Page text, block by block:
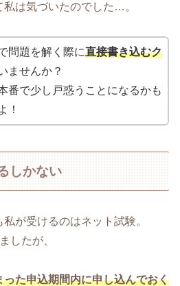
は気づいたのでした…。
問題を解く際に直接書き込むク
ませんか？
番で少し戸惑うことになるかも
！
しかない
が受けるのはネット試験。
したが、
た申込期間内に申し込んでおく